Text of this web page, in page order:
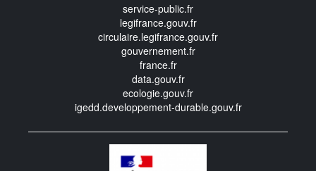
service-public.fr
legifrance.gouv.fr
circulaire.legifrance.gouv.fr
gouvernement.fr
france.fr
data.gouv.fr
ecologie.gouv.fr
igedd.developpement-durable.gouv.fr